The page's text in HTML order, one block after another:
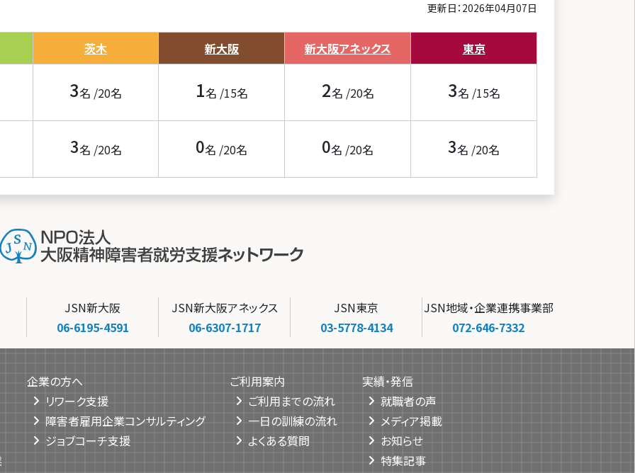
更新日：2026年04月07日
茨木
3名 /20名
3名 /20名
新大阪
1名 /15名
0名 /20名
新大阪アネックス
2名 /20名
0名 /20名
東京
3名 /15名
3名 /20名
JSN新大阪
06-6195-4591
JSN新大阪アネックス
06-6307-1717
JSN東京
03-5778-4134
JSN地域・企業連携事業部
072-646-7332
企業の方へ
リワーク支援
障害者雇用企業コンサルティング
ジョブコーチ支援
ご利用案内
ご利用までの流れ
一日の訓練の流れ
よくある質問
実績・発信
就職者の声
メディア掲載
お知らせ
特集記事